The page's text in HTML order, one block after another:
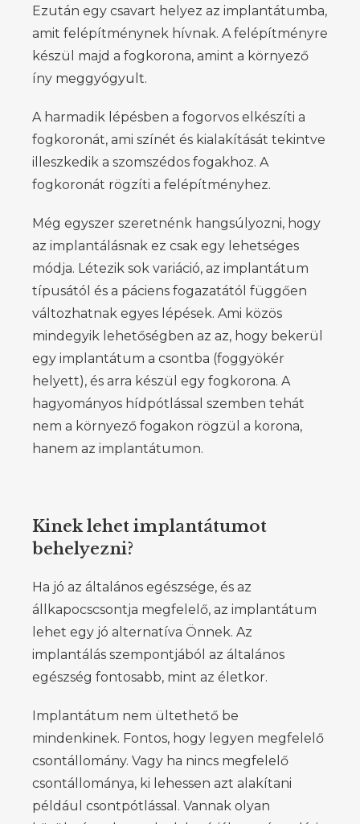
Ezután egy csavart helyez az implantátumba,
amit felépítménynek hívnak. A felépítményre
készül majd a fogkorona, amint a környező
íny meggyógyult.
A harmadik lépésben a fogorvos elkészíti a
fogkoronát, ami színét és kialakítását tekintve
illeszkedik a szomszédos fogakhoz. A
fogkoronát rögzíti a felépítményhez.
Még egyszer szeretnénk hangsúlyozni, hogy
az implantálásnak ez csak egy lehetséges
módja. Létezik sok variáció, az implantátum
típusától és a páciens fogazatától függően
változhatnak egyes lépések. Ami közös
mindegyik lehetőségben az az, hogy bekerül
egy implantátum a csontba (foggyökér
helyett), és arra készül egy fogkorona. A
hagyományos hídpótlással szemben tehát
nem a környező fogakon rögzül a korona,
hanem az implantátumon.
Kinek lehet implantátumot
behelyezni?
Ha jó az általános egészsége, és az
állkapocscsontja megfelelő, az implantátum
lehet egy jó alternatíva Önnek. Az
implantálás szempontjából az általános
egészség fontosabb, mint az életkor.
Implantátum nem ültethető be
mindenkinek. Fontos, hogy legyen megfelelő
csontállomány. Vagy ha nincs megfelelő
csontállománya, ki lehessen azt alakítani
például csontpótlással. Vannak olyan